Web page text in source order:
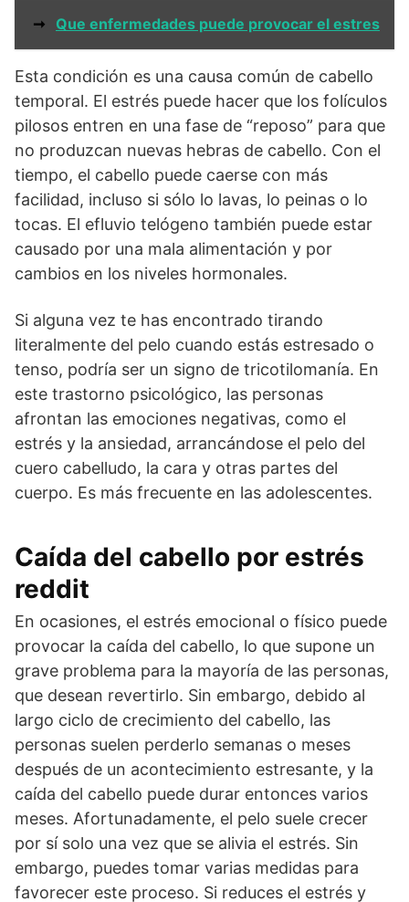
➞ Que enfermedades puede provocar el estres
Esta condición es una causa común de cabello
temporal. El estrés puede hacer que los folículos
pilosos entren en una fase de “reposo” para que
no produzcan nuevas hebras de cabello. Con el
tiempo, el cabello puede caerse con más
facilidad, incluso si sólo lo lavas, lo peinas o lo
tocas. El efluvio telógeno también puede estar
causado por una mala alimentación y por
cambios en los niveles hormonales.
Si alguna vez te has encontrado tirando
literalmente del pelo cuando estás estresado o
tenso, podría ser un signo de tricotilomanía. En
este trastorno psicológico, las personas
afrontan las emociones negativas, como el
estrés y la ansiedad, arrancándose el pelo del
cuero cabelludo, la cara y otras partes del
cuerpo. Es más frecuente en las adolescentes.
Caída del cabello por estrés
reddit
En ocasiones, el estrés emocional o físico puede
provocar la caída del cabello, lo que supone un
grave problema para la mayoría de las personas,
que desean revertirlo. Sin embargo, debido al
largo ciclo de crecimiento del cabello, las
personas suelen perderlo semanas o meses
después de un acontecimiento estresante, y la
caída del cabello puede durar entonces varios
meses. Afortunadamente, el pelo suele crecer
por sí solo una vez que se alivia el estrés. Sin
embargo, puedes tomar varias medidas para
favorecer este proceso. Si reduces el estrés y